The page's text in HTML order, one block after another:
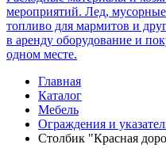
мероприятий. Лед,
топливо для мармитов и
в аренду оборудование и
одном месте.
Главная
Каталог
Мебель
Ограждения и
Столбик "Красная